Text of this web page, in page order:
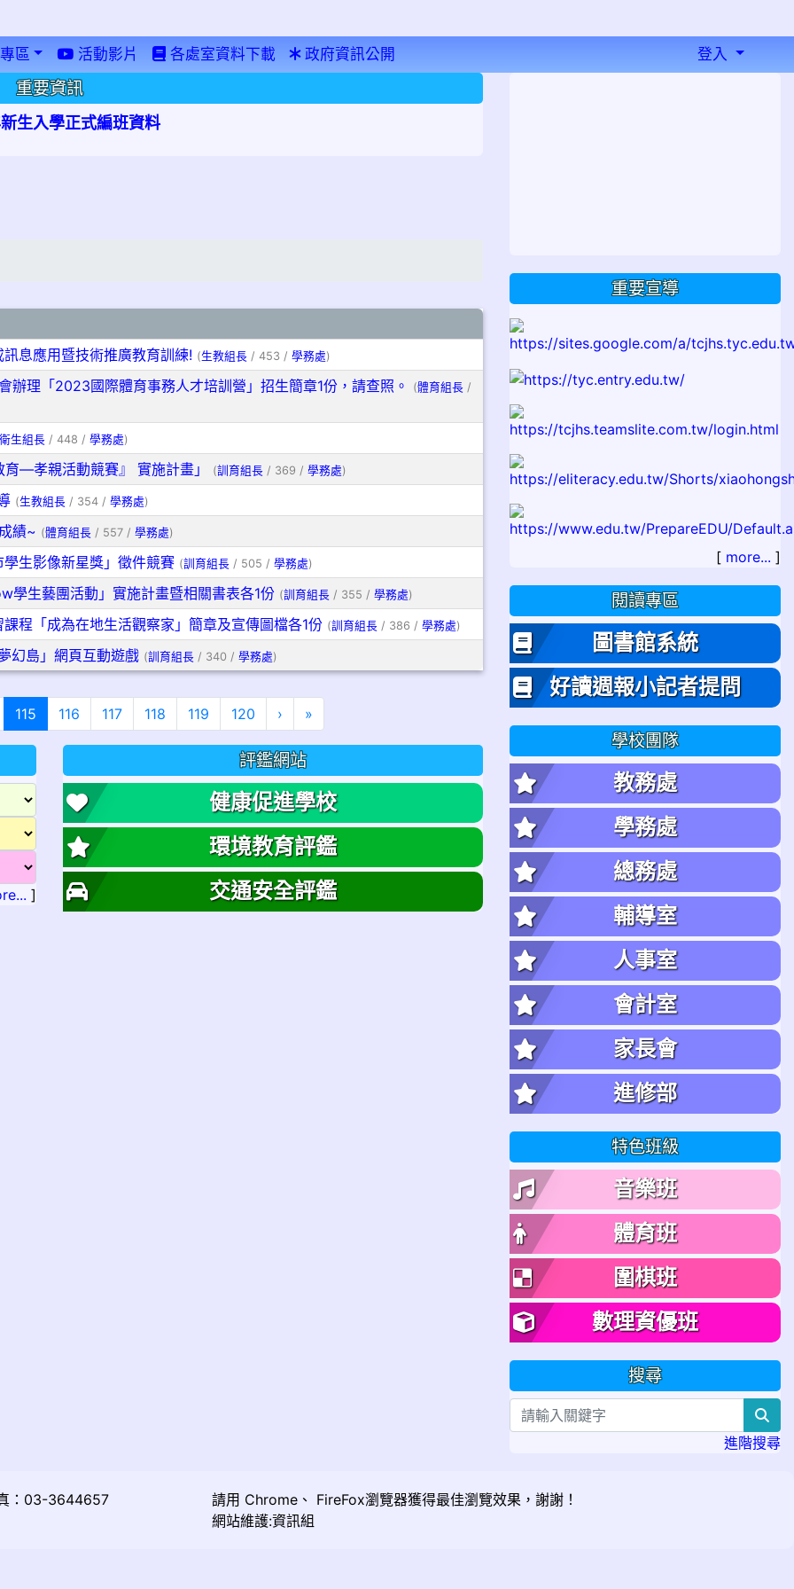
區 活動影片 各處室資料下載 政府資訊公開 登入
重要資訊
生入學正式編班資料
息應用暨技術推廣教育訓練! (生教組長/ 453 / 學務處)
辦理「2023國際體育事務人才培訓營」招生簡章1份，請查照。 (體育組長/
生組長/ 448 / 學務處)
—孝親活動競賽』 實施計畫」 (訓育組長/ 369 / 學務處)
(生教組長/ 354 / 學務處)
績~ (體育組長 / 557 / 學務處)
生影像新星獎」徵件競賽 (訓育組長/ 505 / 學務處)
學生藝團活動」實施計畫暨相關書表各1份 (訓育組長/ 355 / 學務處)
程「成為在地生活觀察家」簡章及宣傳圖檔各1份 (訓育組長/ 386 / 學務處)
幻島」網頁互動遊戲 (訓育組長/ 340 / 學務處)
115 (目前頁次)
116 117 118 119 120 › 下一頁
»
]
評鑑網站
健康促進學校
環境教育評鑑
交通安全評鑑
重要宣導
[ more... ]
閱讀專區
圖書館系統
好讀週報小記者提問
學校團隊
教務處
學務處
總務處
輔導室
人事室
會計室
家長會
進修部
特色班級
音樂班
體育班
圍棋班
數理資優班
搜尋
進階搜尋
：03-3644657 請用 Chrome 、 FireFox瀏覽器獲得最佳瀏覽效果，謝謝！
網站維護:資訊組